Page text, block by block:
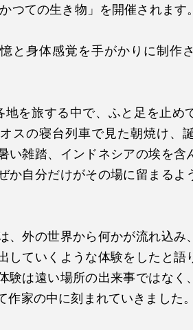
つての生き物」を開催されます。
と身体感覚を手がかりに制作
地を旅する中で、ふと足を止め
スの寝台列車で見た朝焼け、
い雑踏、インドネシアの埃を含
か自分だけがその場に留まるよ
、外の世界から何かが流れ込み
していくような体験をしたと語
験は遠い場所の出来事ではなく
作家の中に刻まれていきました。